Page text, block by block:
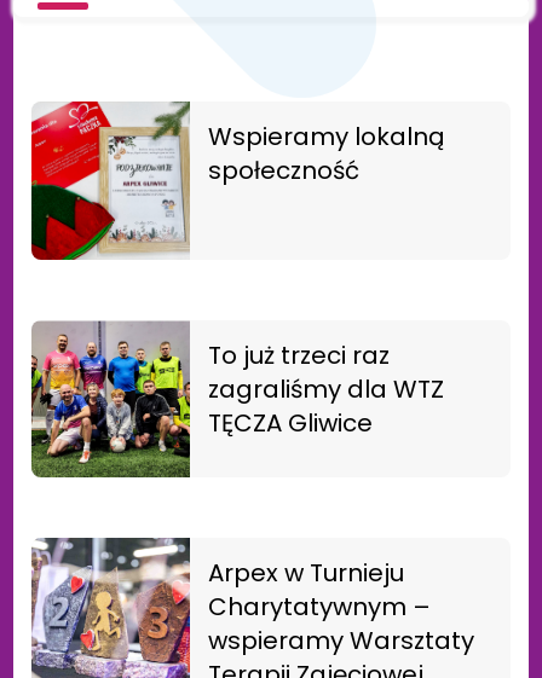
Wspieramy lokalną
społeczność
To już trzeci raz
zagraliśmy dla WTZ
TĘCZA Gliwice
Arpex w Turnieju
Charytatywnym –
wspieramy Warsztaty